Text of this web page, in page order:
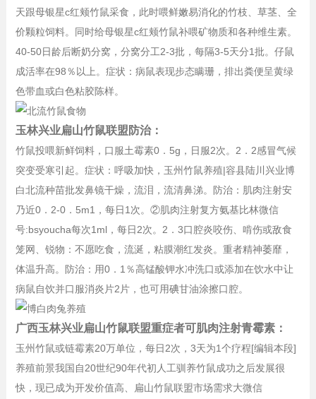
天跟母银星c红颊竹鼠采食，此时喂鲜嫩易消化的竹枝、草茎、全
价颗粒饲料。同时给母银星c红颊竹鼠补喂矿物质和各种维生素。
40-50日龄后断奶分窝，分窝分工2-3批，每隔3-5天分1批。仔鼠
成活率在98％以上。症状：病鼠表现步态瞒珊，排出粪便呈黄绿
色带血或白色粘胶陈样。
玉林兴业扁山竹鼠联盟防治：
竹鼠投喂新鲜饲料，口服土霉素0．5g，日服2次。2．2感冒气候
突变受寒引起。症状：呼吸加快，玉州竹鼠养殖|容县陆川兴业博
白北流种苗批发鼻镜干燥，流泪，流清鼻涕。防治：肌肉注射安
乃近0．2-0．5m1，每日1次。②肌肉注射复方氨基比林微信
号:bsyoucha每次1ml，每日2次。2．3口腔炎咬伤、啃伤或敌食
笼网、锐物：不愿吃食，流涎，粘膜潮红发炎。重者精神萎靡，
体温升高。防治：用0．1％高锰酸钾水冲洗口或添加在饮水中让
病鼠自饮并口服消炎片2片，也可用碘甘油涂擦口腔。
广西玉林兴业扁山竹鼠联盟重症者可肌肉注射青霉素：
玉州竹鼠或链霉素20万单位，每日2次，3天为1个疗程[编辑本段]
养殖前景我国自20世纪90年代初人工驯养竹鼠成功之后发展很
快，现已成为开发价值高、扁山竹鼠联盟市场需求大微信